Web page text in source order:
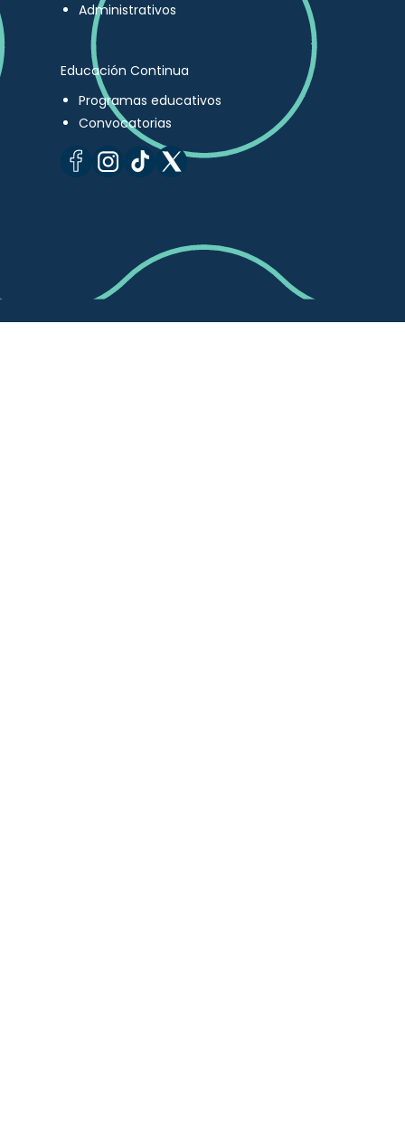
Administrativos
Educación Continua
Programas educativos
Convocatorias